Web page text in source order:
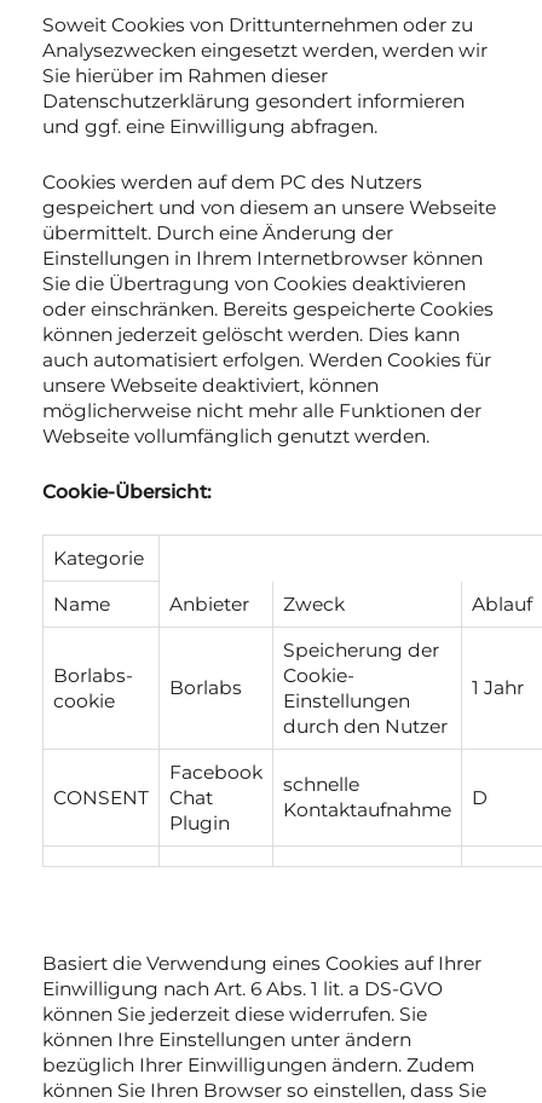
Soweit Cookies von Drittunternehmen oder zu
Analysezwecken eingesetzt werden, werden wir
Sie hierüber im Rahmen dieser
Datenschutzerklärung gesondert informieren
und ggf. eine Einwilligung abfragen.
Cookies werden auf dem PC des Nutzers
gespeichert und von diesem an unsere Webseite
übermittelt. Durch eine Änderung der
Einstellungen in Ihrem Internetbrowser können
Sie die Übertragung von Cookies deaktivieren
oder einschränken. Bereits gespeicherte Cookies
können jederzeit gelöscht werden. Dies kann
auch automatisiert erfolgen. Werden Cookies für
unsere Webseite deaktiviert, können
möglicherweise nicht mehr alle Funktionen der
Webseite vollumfänglich genutzt werden.
Cookie-Übersicht:
Kategorie
Name
Anbieter Zweck Ablauf
Borlabs-
cookie
Borlabs
Speicherung der
Cookie-
Einstellungen
durch den Nutzer
1 Jahr
CONSENT
Facebook
Chat
Plugin
schnelle
Kontaktaufnahme
D
Basiert die Verwendung eines Cookies auf Ihrer
Einwilligung nach Art. 6 Abs. 1 lit. a DS-GVO
können Sie jederzeit diese widerrufen. Sie
können Ihre Einstellungen unter ändern
bezüglich Ihrer Einwilligungen ändern. Zudem
können Sie Ihren Browser so einstellen, dass Sie